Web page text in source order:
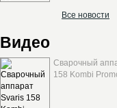
Все новости
Видео
Сварочный
158 Kombi